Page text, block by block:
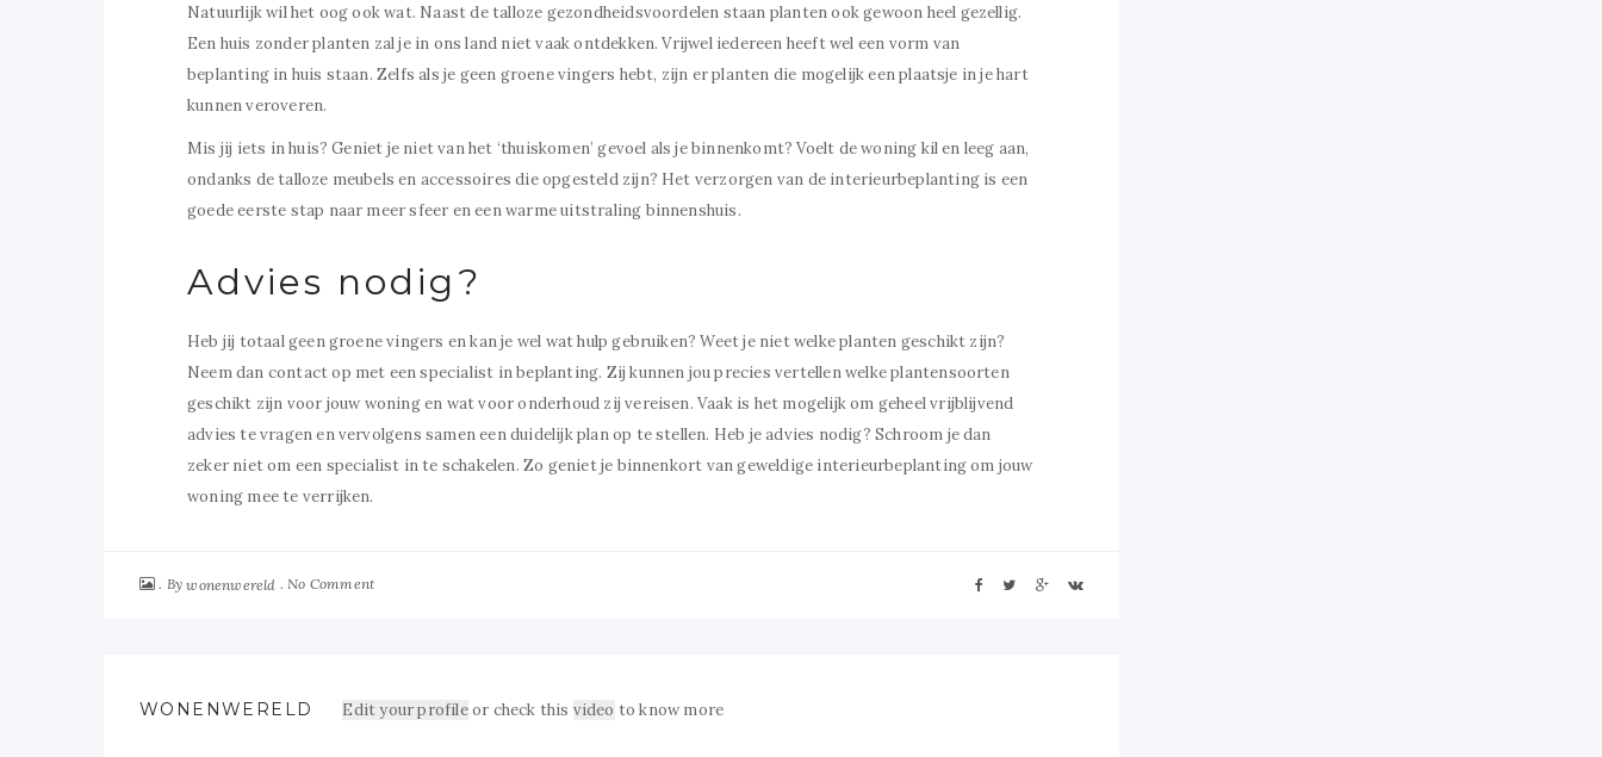
Natuurlijk wil het oog ook wat. Naast de talloze gezondheidsvoordelen staan planten ook gewoon heel gezellig.
Een huis zonder planten zal je in ons land niet vaak ontdekken. Vrijwel iedereen heeft wel een vorm van
beplanting in huis staan. Zelfs als je geen groene vingers hebt, zijn er planten die mogelijk een plaatsje in je hart
kunnen veroveren.
Mis jij iets in huis? Geniet je niet van het ‘thuiskomen’ gevoel als je binnenkomt? Voelt de woning kil en leeg aan,
ondanks de talloze meubels en accessoires die opgesteld zijn? Het verzorgen van de interieurbeplanting is een
goede eerste stap naar meer sfeer en een warme uitstraling binnenshuis.
Advies nodig?
Heb jij totaal geen groene vingers en kan je wel wat hulp gebruiken? Weet je niet welke planten geschikt zijn?
Neem dan contact op met een specialist in beplanting. Zij kunnen jou precies vertellen welke plantensoorten
geschikt zijn voor jouw woning en wat voor onderhoud zij vereisen. Vaak is het mogelijk om geheel vrijblijvend
advies te vragen en vervolgens samen een duidelijk plan op te stellen. Heb je advies nodig? Schroom je dan
zeker niet om een specialist in te schakelen. Zo geniet je binnenkort van geweldige interieurbeplanting om jouw
woning mee te verrijken.
Bywonenwereld No Comment
WONENWERELD Edit your profileor check this video to know more